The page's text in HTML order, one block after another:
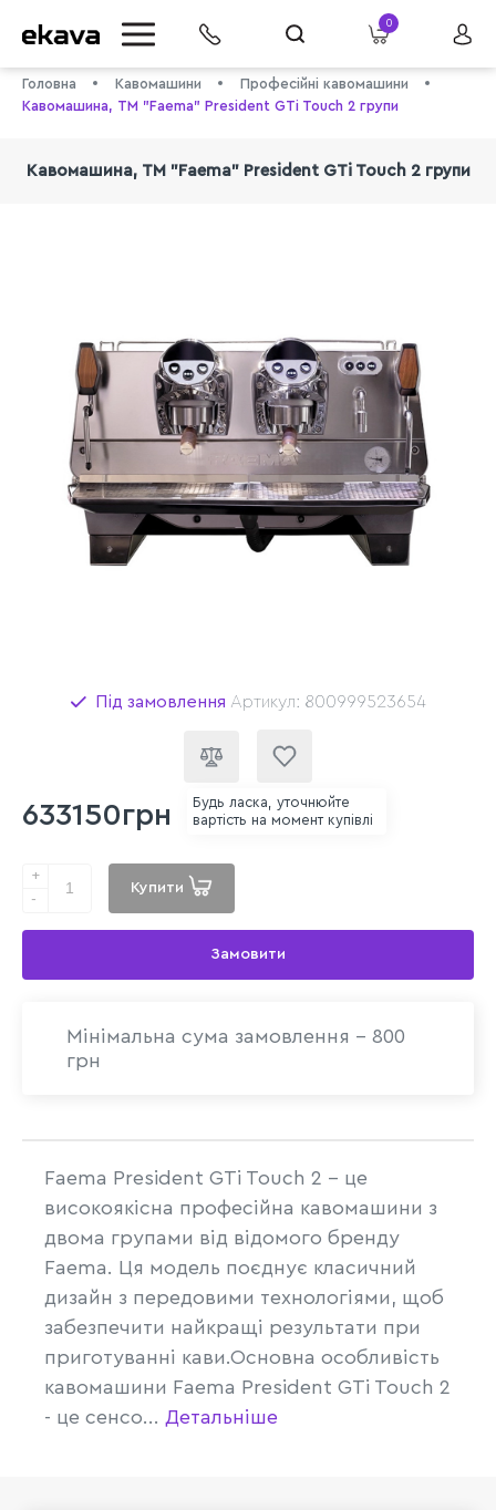
0
Головна Кавомашини
Професійні кавомашини
Кавомашина, ТМ "Faema" President GTi Touch 2 групи
Кавомашина, ТМ "Faema" President GTi Touch 2 групи
Під замовлення Артикул: 800999523654
633150грн
Будь ласка, уточнюйте
вартість на момент купівлі
+
-
Купити
Замовити
Мінімальна сума замовлення - 800
грн
Faema President GTi Touch 2 - це
високоякісна професійна кавомашини з
двома групами від відомого бренду
Faema. Ця модель поєднує класичний
дизайн з передовими технологіями, щоб
забезпечити найкращі результати при
приготуванні кави.Основна особливість
кавомашини Faema President GTi Touch 2
- це сенсо... Детальніше